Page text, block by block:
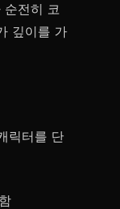
순전히 코
깊이를 가
릭터를 단